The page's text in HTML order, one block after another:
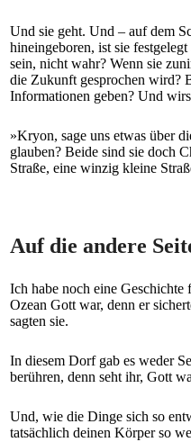
Und sie geht. Und – auf dem
hineingeboren, ist sie
sein, nicht wahr? Wenn sie
die Zukunft gesprochen wird?
Informationen geben? Und
»Kryon, sage uns etwas über
glauben? Beide sind sie doch
Straße, eine winzig kleine
Auf die andere
Ich habe noch eine
Ozean Gott war, denn er
sagten sie.
In diesem Dorf gab es weder
berühren, denn seht ihr, Gott
Und, wie die Dinge sich so
tatsächlich deinen Körper so